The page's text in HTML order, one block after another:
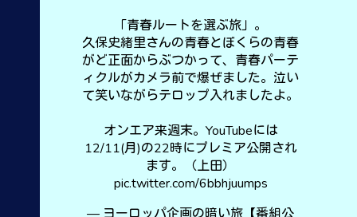
「青春ルートを選ぶ旅」。
久保史緒里さんの青春とぼくらの青春
がど正面からぶつかって、青春パーテ
ィクルがカメラ前で爆ぜました。泣い
て笑いながらテロップ入れましたよ。
オンエア来週末。YouTubeには
12/11(月)の22時にプレミア公開され
ます。（上田）
pic.twitter.com/6bbhjuumps